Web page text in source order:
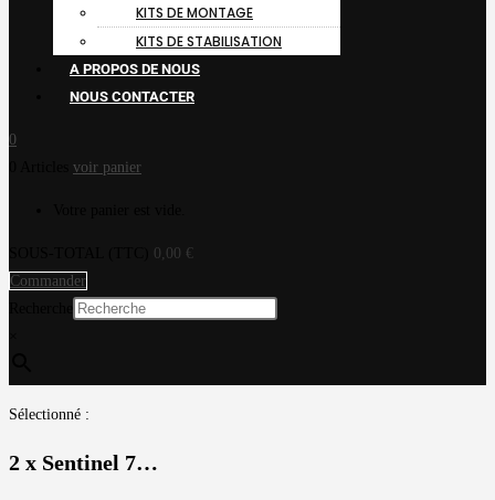
KITS DE MONTAGE
KITS DE STABILISATION
A PROPOS DE NOUS
NOUS CONTACTER
0
voir panier
0,00 €
Commander
Sélectionné :
2 x Sentinel 7…